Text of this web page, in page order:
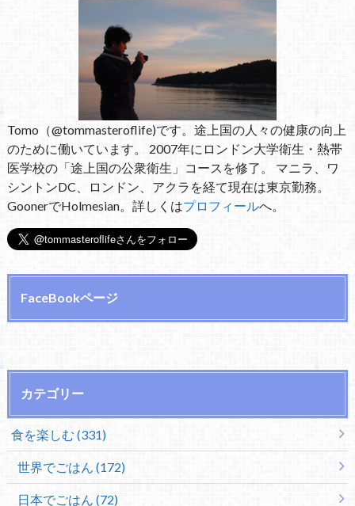
Tomo（@tommasteroflife)です。途上国の人々の健康の向上
のために働いています。 2007年にロンドン大学衛生・熱帯
医学校の「途上国の公衆衛生」コースを修了。 マニラ、ワ
シントンDC、ロンドン、アクラを経て現在は東京勤務。
GoonerでHolmesian。詳しくはプロフィールへ。
FaceBookページ
カテゴリー
食を楽しむ (331)
世界でごはん (172)
日本でごはん (72)